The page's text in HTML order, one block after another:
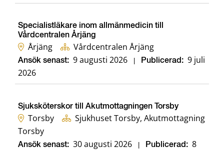
Specialistläkare inom allmänmedicin till
Vårdcentralen Årjäng
Årjäng Vårdcentralen Årjäng
Ansök senast: 9 augusti 2026 Publicerad: 9 juli
2026
Sjuksköterskor till Akutmottagningen Torsby
Torsby
Sjukhuset Torsby, Akutmottagning
Torsby
Ansök senast: 30 augusti 2026 Publicerad: 8